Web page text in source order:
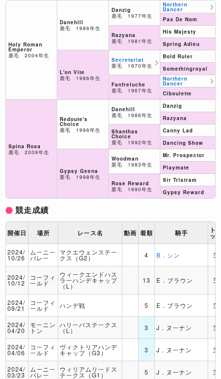
Holy Roman
Emperor
鹿毛 2004年生
Spina Rosa
鹿毛 2009年生
Danehill
鹿毛 1986年生
L'on Vite
鹿毛 1986年生
Redoute's
Choice
鹿毛 1996年生
Gypsy Geena
栗毛 1998年生
Danzig
鹿毛 1977年生
Razyana
鹿毛 1981年生
Secretariat
栗毛 1970年生
Fanfreluche
鹿毛 1967年生
Danehill
鹿毛 1986年生
Shanthas
Choice
鹿毛 1992年生
Woodman
栗毛 1983年生
Rose Reward
栗毛 1990年生
Northern
Dancer
Pas De Nom
His Majesty
Spring Adieu
Bold Ruler
Somethingroyal
Northern
Dancer
Ciboulette
Danzig
Razyana
Canny Lad
Dancing Show
Mr. Prospector
Playmate
Sir Tristram
Gypsy Reward
競走成績
開催日 場所 レース名 動画 着順 騎手 ト
ッ
2024/
10/26
ムーニー
バレー
マクエウェンステー
クス（G2） 4 B．シン 芝
2024/
10/12
コーフィ
ールド
ウィークエンドハス
ラーハンデキャップ
（L）
13 E．ブラウン 芝
2024/
09/21
コーフィ
ールド ハンデ戦 5 E．ブラウン 芝
2024/
04/20
モーニン
トン
ハリーバステークス
（L） 3 J．ヌーナン 芝
2024/
04/06
コーフィ
ールド
ヴィクトリアハンデ
キャップ（G3） 3 J．ヌーナン 芝
2024/
03/23
ムーニー
バレー
ウィリアムリードス
テークス（G1） 5 J．ヌーナン 芝